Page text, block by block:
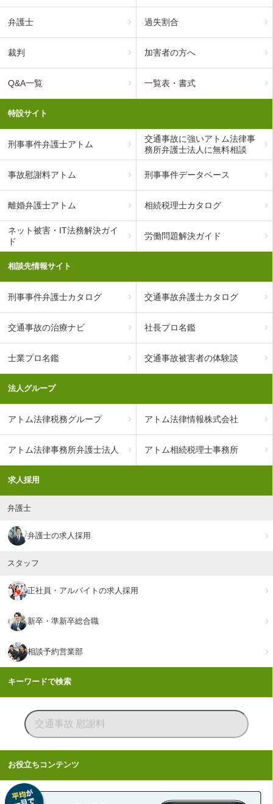
弁護士 過失割合
裁判 加害者の方へ
Q&A一覧 一覧表・書式
特設サイト
刑事事件弁護士アトム
交通事故に強いアトム法律事
務所弁護士法人に無料相談
事故慰謝料アトム 刑事事件データベース
離婚弁護士アトム 相続税理士カタログ
ネット被害・IT法務解決ガイ
ド
労働問題解決ガイド
相談先情報サイト
刑事事件弁護士カタログ 交通事故弁護士カタログ
交通事故の治療ナビ 社長プロ名鑑
士業プロ名鑑 交通事故被害者の体験談
法人グループ
アトム法律税務グループ アトム法律情報株式会社
アトム法律事務所弁護士法人 アトム相続税理士事務所
求人採用
弁護士
弁護士の求人採用
スタッフ
正社員・アルバイトの求人採用
新卒・準新卒総合職
相談予約営業部
キーワードで検索
お役立ちコンテンツ